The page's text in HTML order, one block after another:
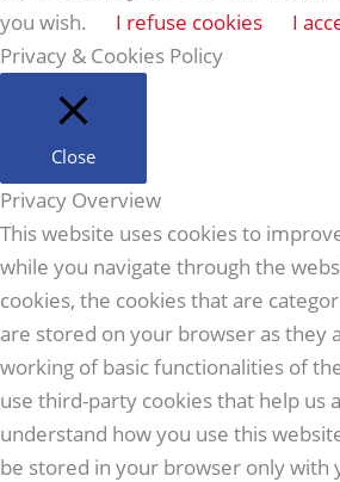
you wish.
I refuse cookies
I
Privacy & Cookies Policy
Close
Privacy Overview
This website uses cookies to
while you navigate through the
cookies, the cookies that are
are stored on your browser as they
working of basic functionalities of
use third-party cookies that help us
understand how you use this
be stored in your browser only with